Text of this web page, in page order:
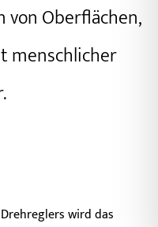
Oberflächen,
menschlicher
wird das